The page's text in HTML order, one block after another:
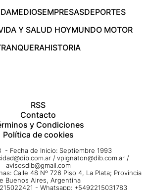
MEDIOSEMPRESASDEPORTES
Y SALUD HOYMUNDO MOTOR
HISTORIA
RSS
Contacto
y Condiciones
Política de cookies
- Fecha de Inicio: Septiembre 1993
/ vpignaton@dib.com.ar /
avisosdib@gmail.com
Calle 48 Nº 726 Piso 4, La Plata; Provincia
Buenos Aires, Argentina
- Whatsapp: +5492215031783